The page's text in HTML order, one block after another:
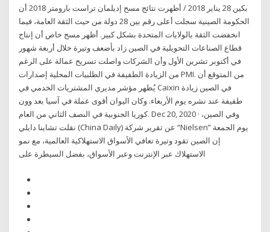
بكين 28 يناير 2018 / أظهرت نتائج مسح إديلمان تراست بارومتر 2018 أن
الحكومة الصينية سجلت أعلى رقم بين 28 دولة من حيث الثقة العامة، فيما
انخفضت الثقة بالولايات المتحدة بشكل كبير. أظهر مسح خاص أن إنتاج
قطاع الصناعات التحويلية في الصين زاد بأضعف وتيرة خلال أربعة شهور
في أكتوبر تشرين الأول وأن الشركات واصلت تسريح عمالة على الرغم
من الزيادة الطفيفة في الطلبيات المحلية إصدارات PMI. من المتوقع أن
يُظهر مؤشر مديري المشتريات الخدمي في Caixin في الصين زيادة
طفيفة عند نشره يوم الأربعاء. وكان اليوان أقوى عملة في آسيا بعد وون
كوريا الجنوبية في النصف الثاني من العام. Dec 20, 2020 · وفي الصين،
نقلت تشاينا دايلي (China Daily) عن تقرير شركة “Nielsen” يوم الجمعة
إن الصين تقود وتيرة تعافي الأسواق الاستهلاكية العالمية، مع نمو
الاستهلاك عبر الإنترنت وعبر الأسواق، بفضل السيطرة على